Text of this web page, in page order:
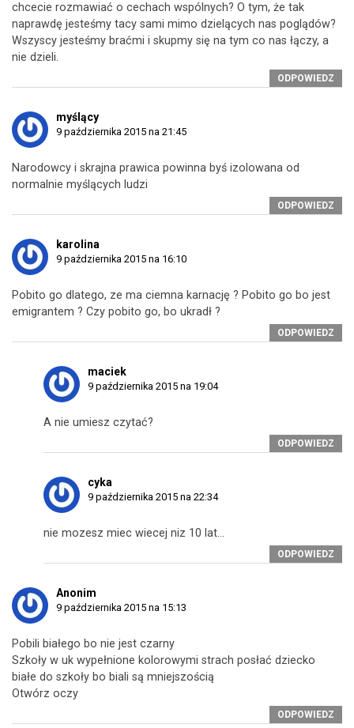
chcecie rozmawiać o cechach wspólnych? O tym, że tak
naprawdę jesteśmy tacy sami mimo dzielących nas poglądów?
Wszyscy jesteśmy braćmi i skupmy się na tym co nas łączy, a
nie dzieli.
ODPOWIEDZ
myślący
9 października 2015 na 21:45
Narodowcy i skrajna prawica powinna byś izolowana od
normalnie myślących ludzi
ODPOWIEDZ
karolina
9 października 2015 na 16:10
Pobito go dlatego, ze ma ciemna karnację ? Pobito go bo jest
emigrantem ? Czy pobito go, bo ukradł ?
ODPOWIEDZ
maciek
9 października 2015 na 19:04
A nie umiesz czytać?
ODPOWIEDZ
cyka
9 października 2015 na 22:34
nie mozesz miec wiecej niz 10 lat…
ODPOWIEDZ
Anonim
9 października 2015 na 15:13
Pobili białego bo nie jest czarny
Szkoły w uk wypełnione kolorowymi strach posłać dziecko
białe do szkoły bo biali są mniejszością
Otwórz oczy
ODPOWIEDZ